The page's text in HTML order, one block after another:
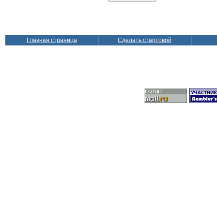
Главная страница Сделать стартовой